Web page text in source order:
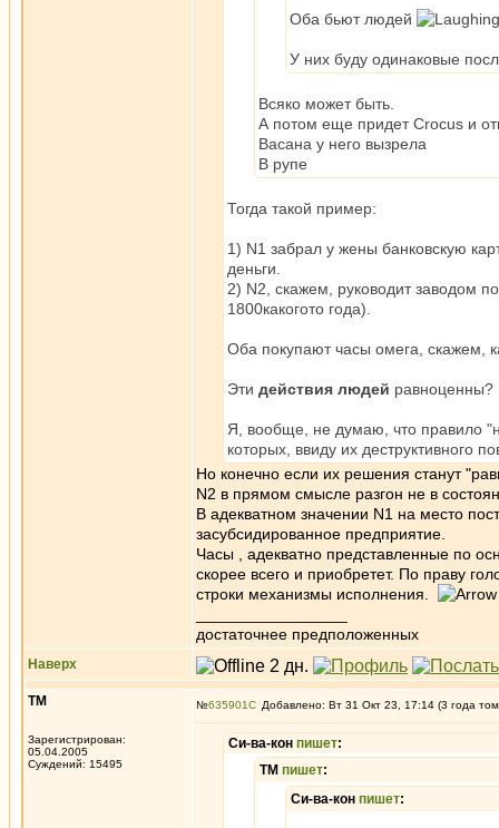
Оба бьют людей
У них буду одинаковые
Всяко может быть.
А потом еще придет Crocus и
Васана у него вызрела
В рупе
Тогда такой пример:
1) N1 забрал у жены банковскую
деньги.
2) N2, скажем, руководит заводом
1800какогото года).
Оба покупают часы омега, скажем,
Эти действия людей равноценны?
Я, вообще, не думаю, что правило
которых, ввиду их деструктивного
Но конечно если их решения станут
N2 в прямом смысле разгон не в
В адекватном значении N1 на место
засубсидированное предприятие.
Часы , адекватно представленные по
скорее всего и приобретет. По праву
строки механизмы исполнения.
достаточнее предположенных
Наверх
ТМ
Зарегистрирован:
05.04.2005
Суждений: 15495
№635901 Добавлено: Вт 31 Окт 23, 17:14 (3 года
Си-ва-кон пишет:
ТМ пишет:
Си-ва-кон пишет: